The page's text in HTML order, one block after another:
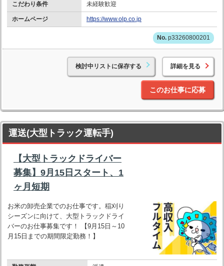
こだわり条件 未経験歓迎
ホームページ https://www.olp.co.jp
p33260800201
検討中リストに保存する 詳細を見る
このお仕事に応募
運送(大型トラック運転手)
【大型トラックドライバー
募集】9月15日スタート、1
ヶ月短期
お米の卸売企業でのお仕事です。稲刈り
シーズンに向けて、大型トラックドライ
バーのお仕事募集です！ 【9月15日～10
月15日までの期間限定勤務！】